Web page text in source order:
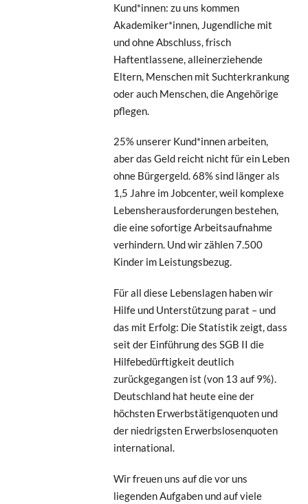
Kund*innen: zu uns kommen
Akademiker*innen, Jugendliche mit
und ohne Abschluss, frisch
Haftentlassene, alleinerziehende
Eltern, Menschen mit Suchterkrankung
oder auch Menschen, die Angehörige
pflegen.
25% unserer Kund*innen arbeiten,
aber das Geld reicht nicht für ein Leben
ohne Bürgergeld. 68% sind länger als
1,5 Jahre im Jobcenter, weil komplexe
Lebensherausforderungen bestehen,
die eine sofortige Arbeitsaufnahme
verhindern. Und wir zählen 7.500
Kinder im Leistungsbezug.
Für all diese Lebenslagen haben wir
Hilfe und Unterstützung parat – und
das mit Erfolg: Die Statistik zeigt, dass
seit der Einführung des SGB II die
Hilfebedürftigkeit deutlich
zurückgegangen ist (von 13 auf 9%).
Deutschland hat heute eine der
höchsten Erwerbstätigenquoten und
der niedrigsten Erwerbslosenquoten
international.
Wir freuen uns auf die vor uns
liegenden Aufgaben und auf viele